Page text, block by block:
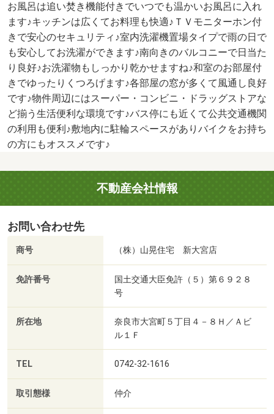
お風呂は追い焚き機能付きでいつでも温かいお風呂に入れ
ます♪キッチンは広くてお料理も快適♪ＴＶモニターホン付
きで安心のセキュリティ♪室内洗濯機置場タイプで雨の日で
も安心してお洗濯ができます♪南向きのバルコニーで日当た
り良好♪お洗濯物もしっかり乾かせますね♪和室のお部屋付
きでゆったりくつろげます♪各部屋の窓が多くて風通し良好
です♪物件周辺にはスーパー・コンビニ・ドラッグストアな
ど揃う生活便利な環境です♪バス停にも近くて公共交通機関
の利用も便利♪敷地内に駐輪スペースがありバイクをお持ち
の方にもオススメです♪
不動産会社情報
お問い合わせ先
商号 （株）山晃住宅 新大宮店
免許番号
国土交通大臣免許（５）第６９２８
号
所在地
奈良市大宮町５丁目４－８Ｈ／Ａビ
ル１Ｆ
TEL 0742-32-1616
取引態様 仲介